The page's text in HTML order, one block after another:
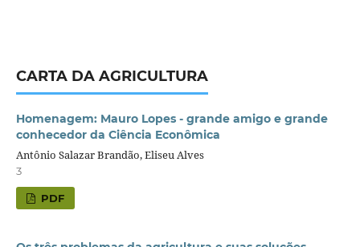
CARTA DA AGRICULTURA
Homenagem: Mauro Lopes - grande amigo e grande
conhecedor da Ciência Econômica
Antônio Salazar Brandão, Eliseu Alves
3
PDF